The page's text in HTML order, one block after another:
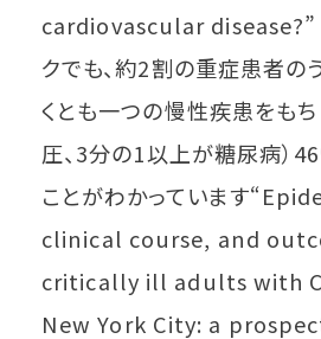
cardiovascular disease?”
クでも、約2割の重症患者の
くとも一つの慢性疾患をも
圧、3分の1以上が糖尿病）
ことがわかっています
clinical course, and
critically ill adults with
New York City: a